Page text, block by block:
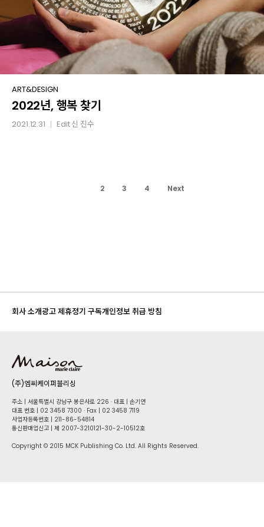
2022년,
행복
찾기
ART&DESIGN
2022년, 행복 찾기
2021.12.31 Edit신 진수
2 3 4 Next
회사 소개광고 제휴정기 구독개인정보 취급 방침
(주)엠씨케이퍼블리싱
주소 | 서울특별시 강남구 봉은사로 226 · 대표 | 손기연
대표 번호 | 02 34​58 7300 · Fax | 02 34​58 7119
사업자등록번호 | 211-86-5​4814
통신판매업신고 | 제 2007-3210121-30-2-10512호
Copyright © 2015 MCK Publishing Co. Ltd. All Rights Reserved.